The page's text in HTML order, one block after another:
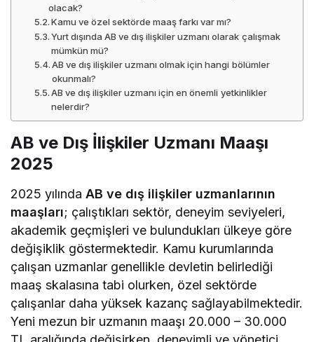
olacak?
Kamu ve özel sektörde maaş farkı var mı?
Yurt dışında AB ve dış ilişkiler uzmanı olarak çalışmak
mümkün mü?
AB ve dış ilişkiler uzmanı olmak için hangi bölümler
okunmalı?
AB ve dış ilişkiler uzmanı için en önemli yetkinlikler
nelerdir?
AB ve Dış İlişkiler Uzmanı Maaşı
2025
2025 yılındaAB ve dış ilişkiler uzmanlarının
maaşları; çalıştıkları sektör, deneyim seviyeleri,
akademik geçmişleri ve bulundukları ülkeye göre
değişiklik göstermektedir. Kamu kurumlarında
çalışan uzmanlar genellikle devletin belirlediği
maaş skalasına tabi olurken, özel sektörde
çalışanlar daha yüksek kazanç sağlayabilmektedir.
Yeni mezun bir uzmanın maaşı 20.000 – 30.000